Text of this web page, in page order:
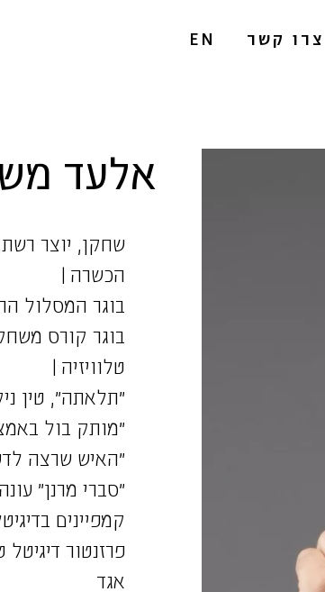
צרו קשר EN
אלעד
שחקן, יוצר
הכשרה |
בוגר המסלול
בוגר קורס
טלוויזיה |
״תלאתה״, טין
״מותק בול באמצע״ עונה 2, כאן
״האיש שרצה לדעת הכל״,
״סברי מרנן״ עונה 6, קשת 12, בימוי: רובי דואניס
קמפיינים
פרזנטור דיגיטל
אגד